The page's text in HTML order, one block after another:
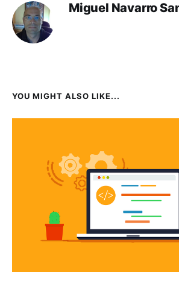
Miguel Navarro
YOU MIGHT ALSO LIKE...